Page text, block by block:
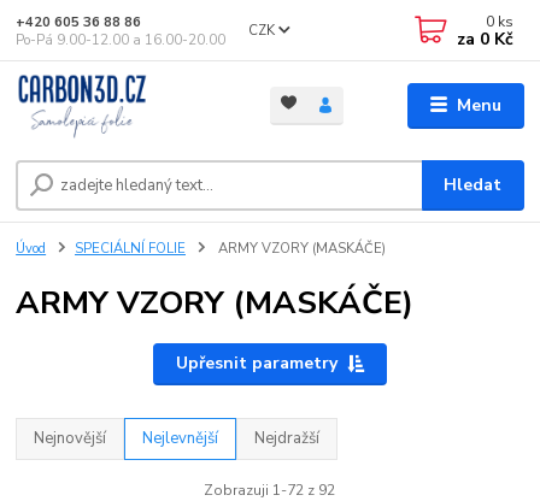
Menu
CZK
Hledat
+420 605 36 88 86
Po-Pá 9.00-12.00 a 16.00-20.00
0 ks
za 0 Kč
Úvod SPECIÁLNÍ FOLIE ARMY VZORY (MASKÁČE)
ARMY VZORY (MASKÁČE)
Upřesnit parametry
Nejnovější Nejlevnější Nejdražší
Zobrazuji 1-72 z 92